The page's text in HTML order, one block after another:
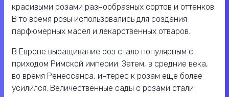
красивыми розами разнообразных сортов и оттенков.
В то время розы использовались для создания
парфюмерных масел и лекарственных отваров.
В Европе выращивание роз стало популярным с
приходом Римской империи. Затем, в средние века,
во время Ренессанса, интерес к розам еще более
усилился. Величественные сады с розами стали